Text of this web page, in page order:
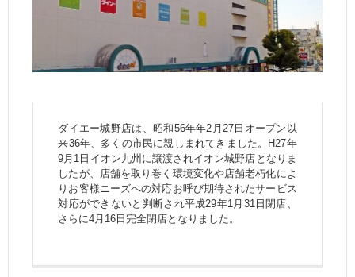
ダイエー城野店は、昭和56年年2月27日オープン以
来36年、多くの市民に親しまれてきました。H27年
9月1日イオン九州に譲渡されイオン城野店となりま
したが、店舗を取り巻く環境変化や店舗老朽化によ
りお客様ニーズへの対応お呼び期待されたサービス
対応ができないと判断され平成29年1月31日閉店、
さらに4月16日完全閉店となりました。